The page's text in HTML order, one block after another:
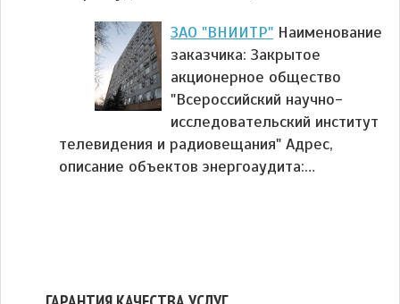
ЗАО "ВНИИТР" Наименование
заказчика: Закрытое
акционерное общество
"Всероссийский научно-
исследовательский институт
телевидения и радиовещания" Адрес,
описание объектов энергоаудита:…